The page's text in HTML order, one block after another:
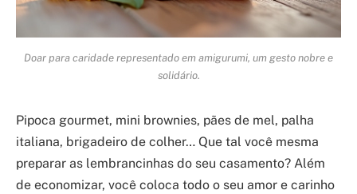
Doar para caridade representado em amigurumi, um gesto nobre e
solidário.
Pipoca gourmet, mini brownies, pães de mel, palha
italiana, brigadeiro de colher… Que tal você mesma
preparar as lembrancinhas do seu casamento? Além
de economizar, você coloca todo o seu amor e carinho